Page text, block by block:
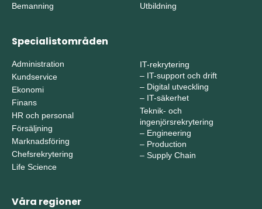
Bemanning
Utbildning
Specialistområden
Administration
Kundservice
Ekonomi
Finans
HR och personal
Försäljning
Marknadsföring
Chefsrekrytering
Life Science
IT-rekrytering
– IT-support och drift
– Digital utveckling
– IT-säkerhet
Teknik- och
ingenjörsrekrytering
– Engineering
– Production
– Supply Chain
Våra regioner